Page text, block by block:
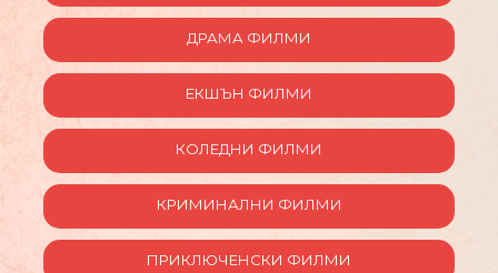
ДРАМА ФИЛМИ
ЕКШЪН ФИЛМИ
КОЛЕДНИ ФИЛМИ
КРИМИНАЛНИ ФИЛМИ
ПРИКЛЮЧЕНСКИ ФИЛМИ